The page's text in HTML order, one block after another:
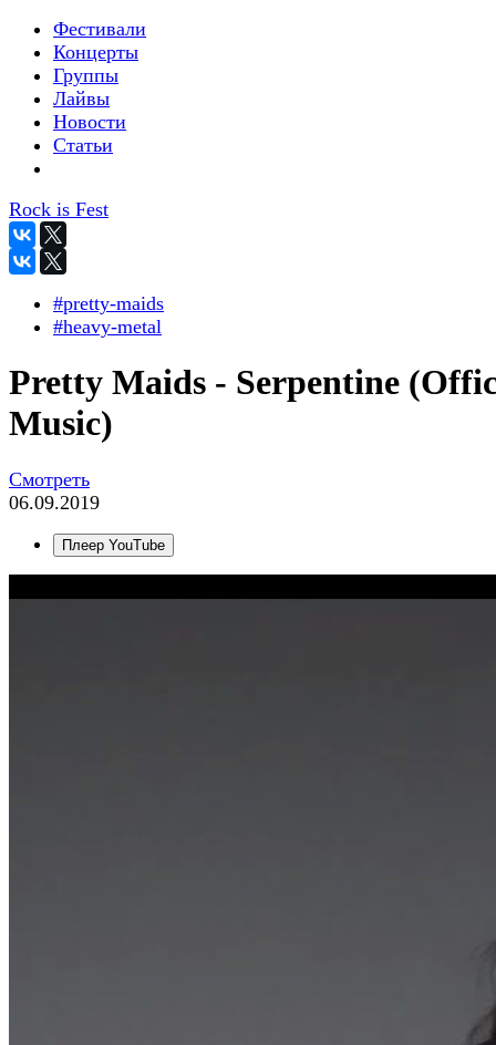
Фестивали
Концерты
Группы
Лайвы
Новости
Статьи
Rock is Fest
#pretty-maids
#heavy-metal
Pretty Maids - Serpentine
Music)
Смотреть
06.09.2019
Плеер YouTube